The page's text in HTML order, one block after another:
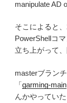
manipulate AD
そこによると
PowerShellコ
立ち上がって
masterブラン
「garming-main
んかやってい